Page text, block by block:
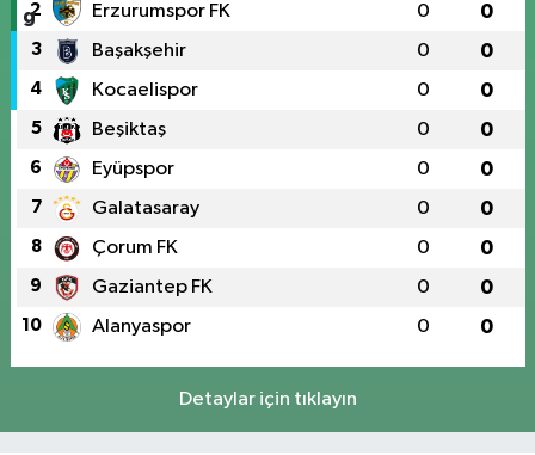
2 Erzurumspor FK 0 0
3 Başakşehir 0 0
4 Kocaelispor 0 0
5 Beşiktaş 0 0
6 Eyüpspor 0 0
7 Galatasaray 0 0
8 Çorum FK 0 0
9 Gaziantep FK 0 0
10 Alanyaspor 0 0
Detaylar için tıklayın